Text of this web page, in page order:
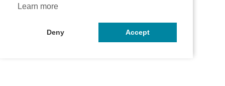
Learn more
Deny Accept